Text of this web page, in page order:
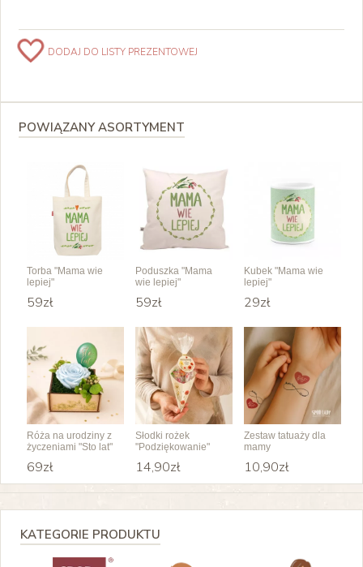
DODAJ DO LISTY PREZENTOWEJ
POWIĄZANY ASORTYMENT
Torba "Mama wie
lepiej"
59zł
Poduszka "Mama
wie lepiej"
59zł
Kubek "Mama wie
lepiej"
29zł
Róża na urodziny z
życzeniami "Sto lat"
69zł
Słodki rożek
"Podziękowanie"
14,90zł
Zestaw tatuaży dla
mamy
10,90zł
KATEGORIE PRODUKTU